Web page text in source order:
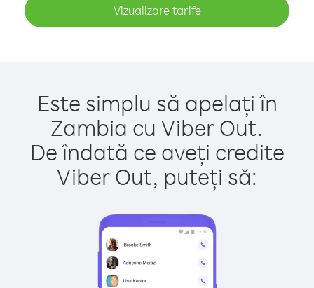
Vizualizare tarife
Este simplu să apelați în
Zambia cu Viber Out.
De îndată ce aveți credite
Viber Out, puteți să: